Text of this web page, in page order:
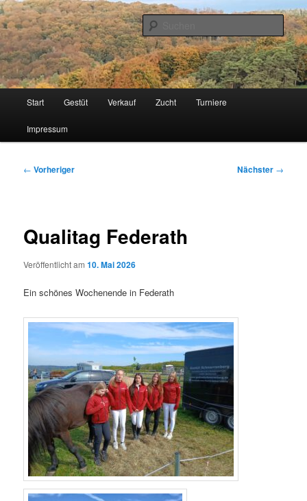
Zum
primären
Inhalt
springenGestüt Schnorrenberg
Islandpferde vom Schnorrenberg
Start Gestüt Verkauf Zucht Turniere
Impressum
Beitragsnavigation
← Vorheriger Nächster →
Qualitag Federath
Veröffentlicht am10. Mai 2026
Ein schönes Wochenende in Federath